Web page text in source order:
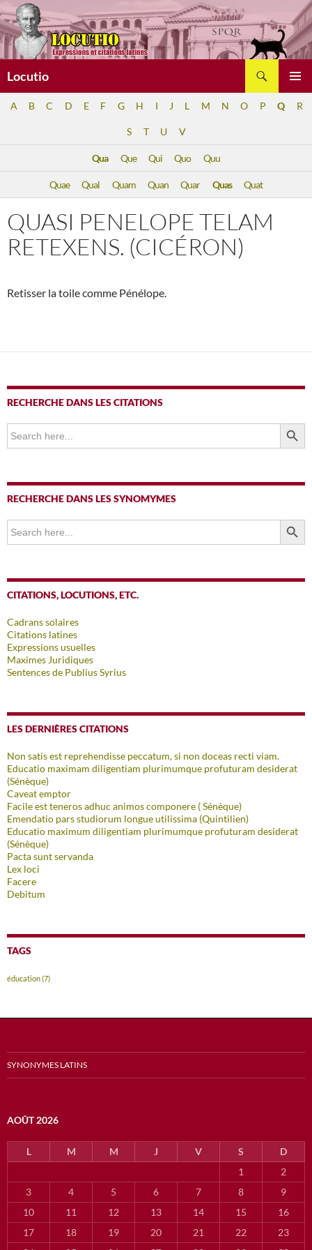
Aller
au
contenu
Locutio
A B C D E F G H I J L M N O P Q R
S T U V
Qua Que Qui Quo Quu
Quae Qual Quam Quan Quar Quas Quat
QUASI PENELOPE TELAM
RETEXENS. (CICÉRON)
Retisser la toile comme Pénélope.
RECHERCHE DANS LES CITATIONS
Search
for:
SEARCH
RECHERCHE DANS LES SYNOMYMES
Search
for:
SEARCH
CITATIONS, LOCUTIONS, ETC.
Cadrans solaires
Citations latines
Expressions usuelles
Maximes Juridiques
Sentences de Publius Syrius
LES DERNIÈRES CITATIONS
Non satis est reprehendisse peccatum, si non doceas recti viam.
Educatio maximam diligentiam plurimumque profuturam desiderat
(Sénèque)
Caveat emptor
Facile est teneros adhuc animos componere ( Sénèque)
Emendatio pars studiorum longue utilissima (Quintilien)
Educatio maximum diligentiam plurimumque profuturam desiderat
(Sénèque)
Pacta sunt servanda
Lex loci
Facere
Debitum
TAGS
éducation(7)
SYNONYMES LATINS
AOÛT 2026
L M M J V S
D
1
2
3
4 5 6 7 8
9
10
11 12 13 14 15
16
17
18 19 20 21 22
23